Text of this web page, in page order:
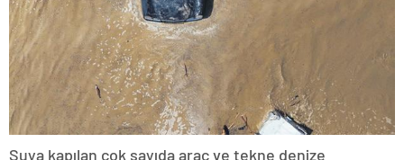
Suya kapılan çok sayıda araç ve tekne denize